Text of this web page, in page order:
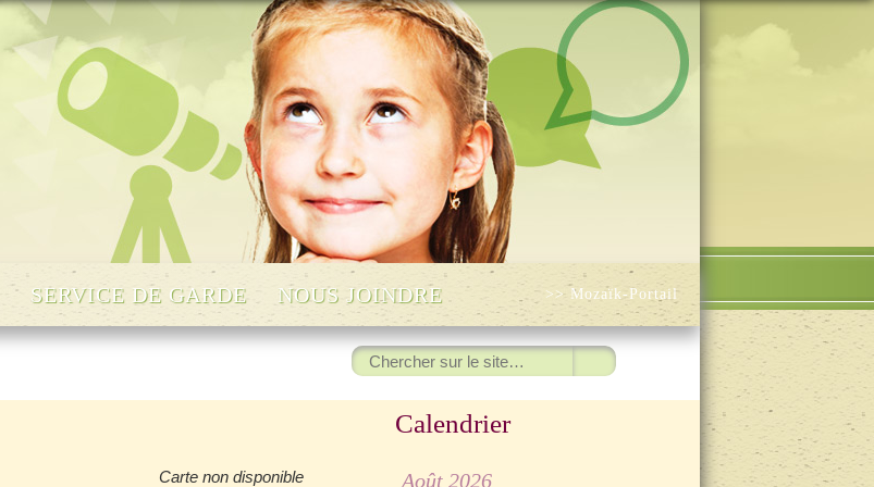
SERVICE DE GARDE NOUS JOINDRE >> Mozaïk-Portail
Rechercher
:
Carte non disponible
Calendrier
Août 2026